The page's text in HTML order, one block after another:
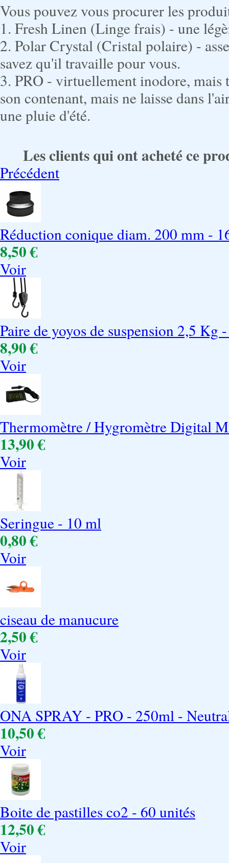
Vous pouvez vous procurer les
1. Fresh Linen (Linge frais) - une
2. Polar Crystal (Cristal polaire) -
savez qu'il travaille pour vous.
3. PRO - virtuellement inodore, mais
son contenant, mais ne laisse dans
une pluie d'été.
Les clients qui ont acheté ce
Précédent
Réduction conique diam. 200 mm -
8,50 €
Voir
Paire de yoyos de suspension 2,5
8,90 €
Voir
Thermomètre / Hygromètre Digital
13,90 €
Voir
Seringue - 10 ml
0,80 €
Voir
ciseau de manucure
2,50 €
Voir
ONA SPRAY - PRO - 250ml -
10,50 €
Voir
Boite de pastilles co2 - 60 unités
12,50 €
Voir